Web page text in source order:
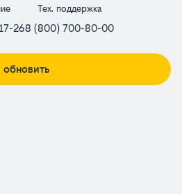
26
Тех. поддержка
8 (800) 700-80-00
обновить